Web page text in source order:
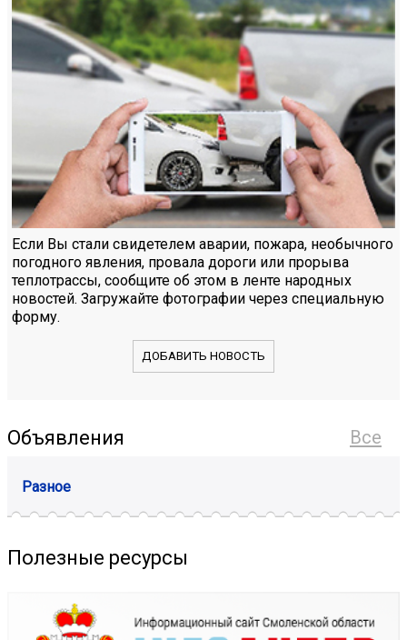
Если Вы стали свидетелем аварии, пожара, необычного
погодного явления, провала дороги или прорыва
теплотрассы, сообщите об этом в ленте народных
новостей. Загружайте фотографии через специальную
форму.
ДОБАВИТЬ НОВОСТЬ
Все
Объявления
Разное
Полезные ресурсы